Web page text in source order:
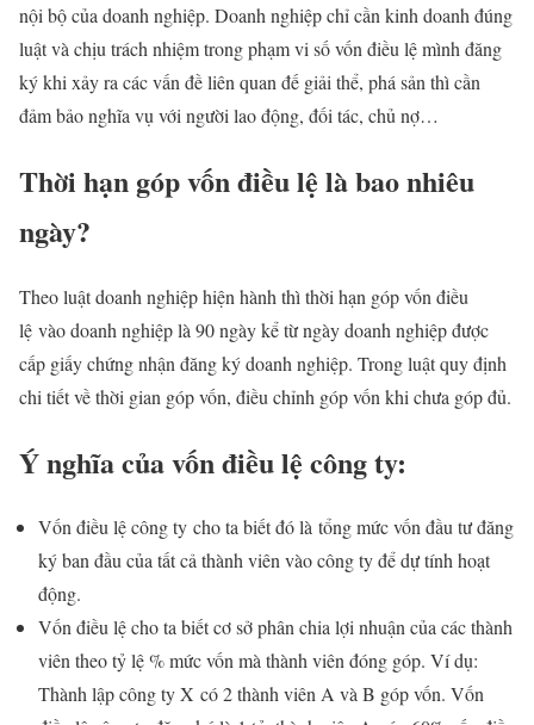
nội bộ của doanh nghiệp. Doanh nghiệp chỉ cần kinh doanh đúng
luật và chịu trách nhiệm trong phạm vi số vốn điều lệ mình đăng
ký khi xảy ra các vấn đề liên quan đế giải thể, phá sản thì cần
đảm bảo nghĩa vụ với người lao động, đối tác, chủ nợ…
Thời hạn góp vốn điều lệ là bao nhiêu
ngày?
Theo luật doanh nghiệp hiện hành thì thời hạn góp vốn điều
lệ vào doanh nghiệp là 90 ngày kể từ ngày doanh nghiệp được
cấp giấy chứng nhận đăng ký doanh nghiệp. Trong luật quy định
chi tiết về thời gian góp vốn, điều chỉnh góp vốn khi chưa góp đủ.
Ý nghĩa của vốn điều lệ công ty:
Vốn điều lệ công ty cho ta biết đó là tổng mức vốn đầu tư đăng
ký ban đầu của tất cả thành viên vào công ty để dự tính hoạt
động.
Vốn điều lệ cho ta biết cơ sở phân chia lợi nhuận của các thành
viên theo tỷ lệ % mức vốn mà thành viên đóng góp. Ví dụ:
Thành lập công ty X có 2 thành viên A và B góp vốn. Vốn